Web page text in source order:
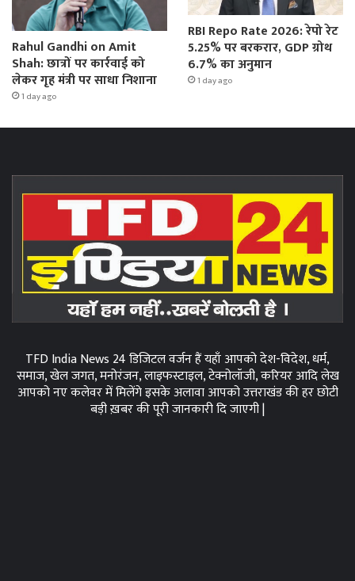
Rahul Gandhi on Amit
Shah: छात्रों पर कार्रवाई को
लेकर गृह मंत्री पर साधा निशाना
1 day ago
RBI Repo Rate 2026: रेपो रेट
5.25% पर बरकरार, GDP ग्रोथ
6.7% का अनुमान
1 day ago
TFD India News 24 डिजिटल वर्जन हैं यहाँ आपको देश-विदेश, धर्म,
समाज, खेल जगत, मनोरंजन, लाइफस्टाइल, टेक्नोलॉजी, करियर आदि लेख
आपको नए कलेवर में मिलेंगे इसके अलावा आपको उत्तराखंड की हर छोटी
बड़ी ख़बर की पूरी जानकारी दि जाएगी |